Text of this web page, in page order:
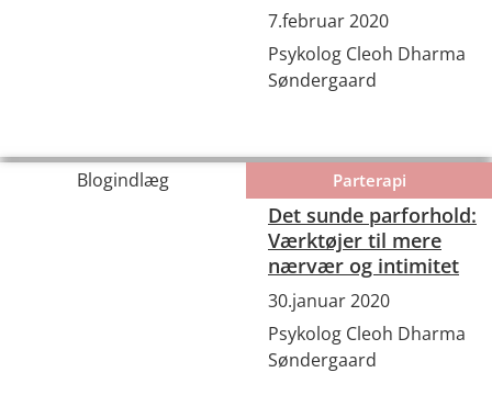
7.februar 2020
Psykolog Cleoh Dharma
Søndergaard
Blogindlæg Parterapi
Det sunde parforhold:
Værktøjer til mere
nærvær og intimitet
30.januar 2020
Psykolog Cleoh Dharma
Søndergaard